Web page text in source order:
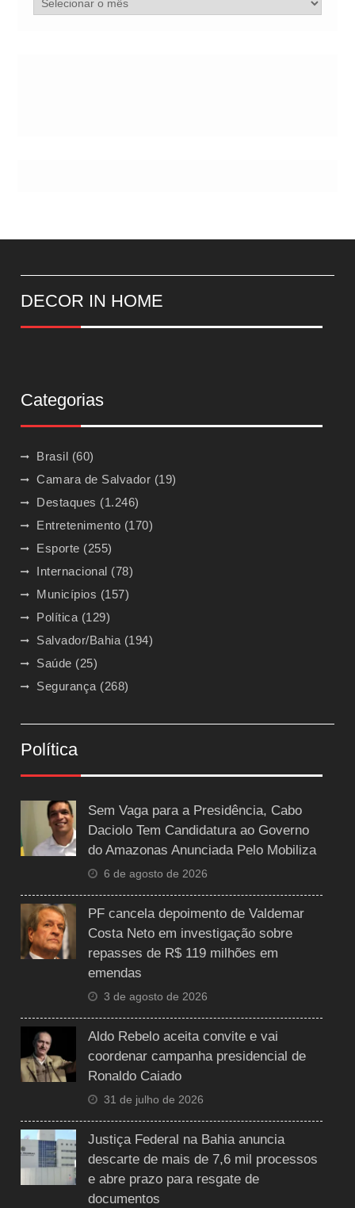
de
DECOR IN HOME
Categorias
Brasil (60)
Camara de Salvador (19)
Destaques (1.246)
Entretenimento (170)
Esporte (255)
Internacional (78)
Municípios (157)
Política(129)
Salvador/Bahia(194)
Saúde (25)
Segurança(268)
Política
Sem Vaga para a Presidência, Cabo
Daciolo Tem Candidatura ao Governo
do Amazonas Anunciada Pelo Mobiliza
6 de agosto de 2026
PF cancela depoimento de Valdemar
Costa Neto em investigação sobre
repasses de R$ 119 milhões em
emendas
3 de agosto de 2026
Aldo Rebelo aceita convite e vai
coordenar campanha presidencial de
Ronaldo Caiado
31 de julho de 2026
Justiça Federal na Bahia anuncia
descarte de mais de 7,6 mil processos
e abre prazo para resgate de
documentos